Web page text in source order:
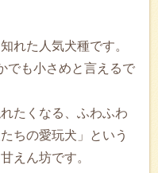
れた人気犬種です。
でも小さめと言えるで
たくなる、ふわふわ
ちの愛玩犬」という
えん坊です。